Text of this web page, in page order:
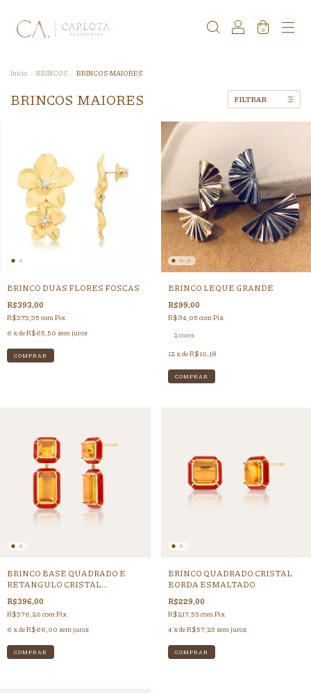
0
Início . BRINCOS . BRINCOS MAIORES
BRINCOS MAIORES FILTRAR
BRINCO DUAS FLORES FOSCAS
R$393,00
R$373,35 com Pix
6 x deR$65,50 sem juros
BRINCO LEQUE GRANDE
R$99,00
R$94,05 com Pix
2 cores
12 x deR$10,18
COMPRAR
BRINCO BASE QUADRADO E
RETANGULO CRISTAL
MOLDURA
R$396,00
R$376,20 comPix
6 x deR$66,00 sem juros
BRINCO QUADRADO CRISTAL
BORDA ESMALTADO
R$229,00
R$217,55 comPix
4 x deR$57,25 sem juros